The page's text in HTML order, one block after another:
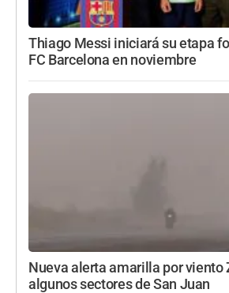
Thiago Messi iniciará su etapa
FC Barcelona en noviembre
Nueva alerta amarilla por viento
algunos sectores de San Juan